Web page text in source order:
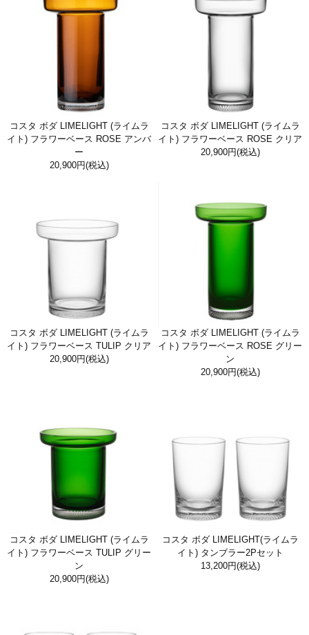
コスタ ボダ LIMELIGHT (ライムラ
イト) フラワーベース ROSE アンバ
ー
20,900円(税込)
コスタ ボダ LIMELIGHT (ライムラ
イト) フラワーベース ROSE クリア
20,900円(税込)
コスタ ボダ LIMELIGHT (ライムラ
イト) フラワーベース TULIP クリア
20,900円(税込)
コスタ ボダ LIMELIGHT (ライムラ
イト) フラワーベース ROSE グリー
ン
20,900円(税込)
コスタ ボダ LIMELIGHT (ライムラ
イト) フラワーベース TULIP グリー
ン
20,900円(税込)
コスタ ボダ LIMELIGHT(ライムラ
イト) タンブラー2Pセット
13,200円(税込)